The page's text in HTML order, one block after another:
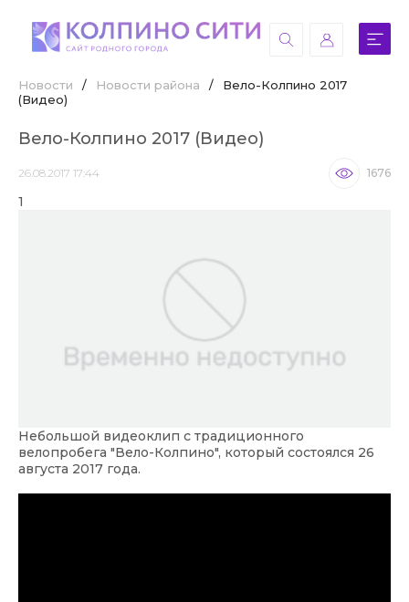
Новости / Новости района /
Вело-Колпино 2017
(Видео)
Вело-Колпино 2017 (Видео)
26.08.2017 17:44 1676
1
Небольшой видеоклип с традиционного
велопробега "Вело-Колпино", который состоялся 26
августа 2017 года.